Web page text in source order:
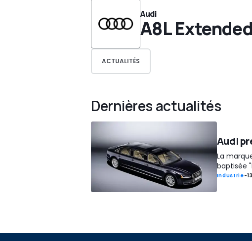
Audi
A8L Extended
ACTUALITÉS
Dernières actualités
Audi
La
baptisée
Industrie-